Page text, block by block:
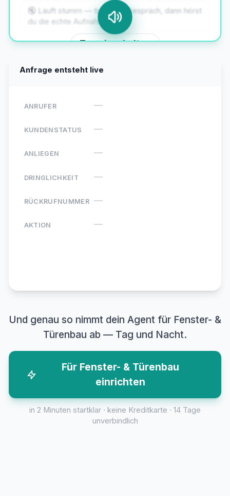
Ton einschalten
🔇 Läuft stumm — tipp aufs Gespräch, dann hörst
du die echte Aufnahme.
Anfrage entsteht live
ANRUFER
KUNDENSTATUS —
ANLIEGEN —
DRINGLICHKEIT —
RÜCKRUFNUMMER —
AKTION —
Und genau so nimmt dein Agent für Fenster- &
Türenbau ab — Tag und Nacht.
Für Fenster- & Türenbau
einrichten
in 2 Minuten startklar · keine Kreditkarte · 14 Tage
unverbindlich